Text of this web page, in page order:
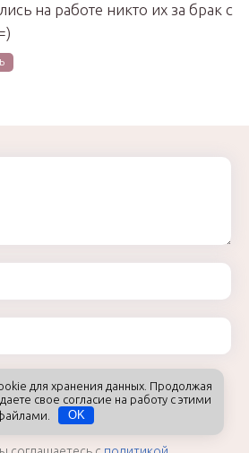
на работе никто их за брак с
для хранения данных. Продолжая
свое согласие на работу с этими
OK